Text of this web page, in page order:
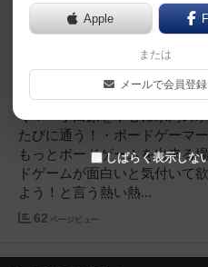
なぜ、ボードゲーム
と思ったのか！
・ボードゲームってなんて面
く！・小田原を中心に県内の
たびに通う！・ボードゲーマ
もっとボードゲームを出来る
ドゲームが面白いと気付いて
よう！と言う熱い熱...
62 ページビュー
Apple
または
メールで会員登録
しばらく表示しな